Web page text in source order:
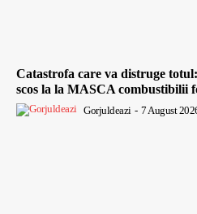
Catastrofa care va distruge
scos la la MASCA combustibilii
Gorjuldeazi - 7 August